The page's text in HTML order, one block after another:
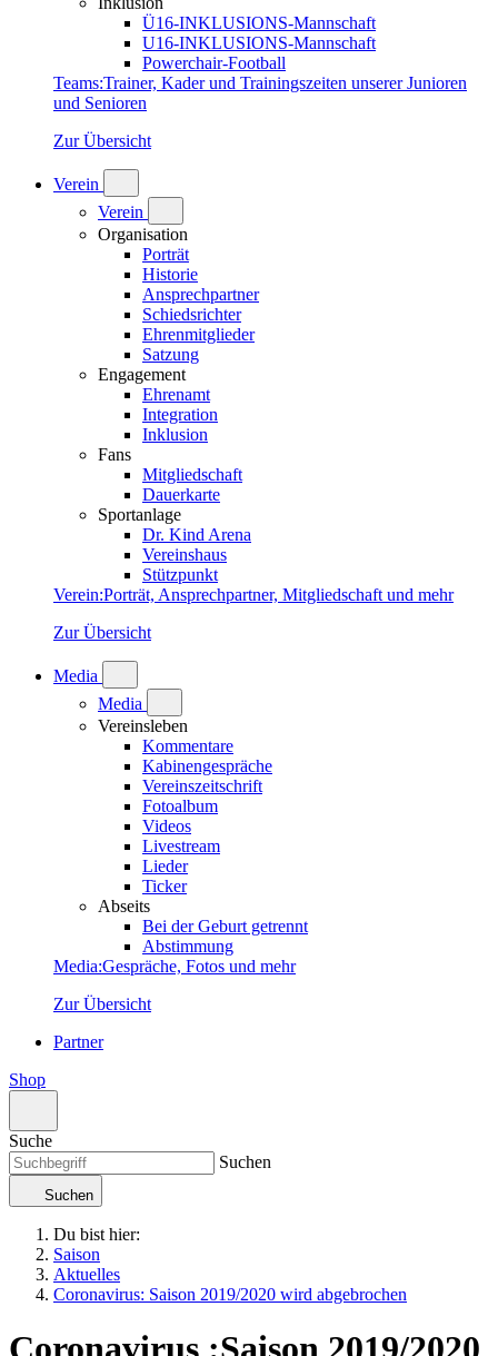
Ü16-INKLUSIONS-Mannschaft
U16-INKLUSIONS-Mannschaft
Powerchair-Football
Teams:Trainer, Kader und Trainingszeiten unserer Junioren
und Senioren
Zur Übersicht
Verein
Verein
Organisation
Porträt
Historie
Ansprechpartner
Schiedsrichter
Ehrenmitglieder
Satzung
Engagement
Ehrenamt
Integration
Inklusion
Fans
Mitgliedschaft
Dauerkarte
Sportanlage
Dr. Kind Arena
Vereinshaus
Stützpunkt
Verein:Porträt, Ansprechpartner, Mitgliedschaft und mehr
Zur Übersicht
Media
Media
Vereinsleben
Kommentare
Kabinengespräche
Vereinszeitschrift
Fotoalbum
Videos
Livestream
Lieder
Ticker
Abseits
Bei der Geburt getrennt
Abstimmung
Media:Gespräche, Fotos und mehr
Zur Übersicht
Partner
Shop
Suche
Suchen
Suchen
Du bist hier:
Saison
Aktuelles
Coronavirus: Saison 2019/2020 wird abgebrochen